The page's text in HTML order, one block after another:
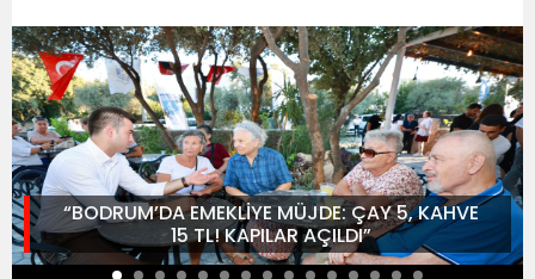
“BODRUM’DA EMEKLİYE MÜJDE: ÇAY 5, KAHVE
15 TL! KAPILAR AÇILDI”